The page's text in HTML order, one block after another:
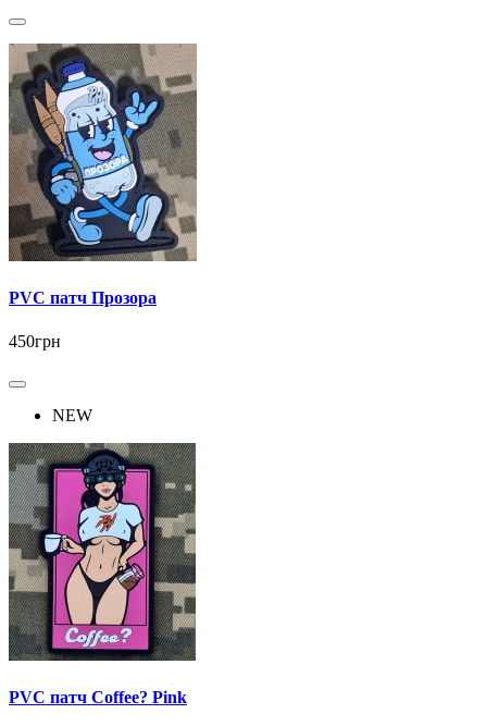
PVC патч Прозора
450грн
NEW
PVC патч Coffee? Pink